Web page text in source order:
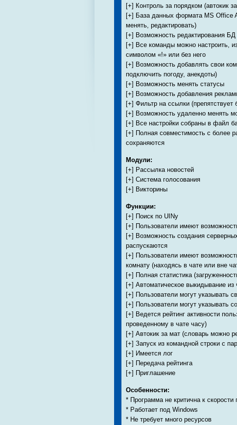
[+] Контроль за порядком (автокик
[+] База данных формата MS Office
менять, редактировать)
[+] Возможность редактирования
[+] Все команды можно настроить,
символом «!» или без него
[+] Возможность добавлять свои
подключить погоду, анекдоты)
[+] Возможность менять статусы
[+] Возможность добавления
[+] Фильтр на ссылки (препятствует
[+] Возможность удаленно менять
[+] Все настройки собраны в файл
[+] Полная совместимость с более
сохраняются
Модули:
[+] Рассылка новостей
[+] Система голосования
[+] Викторины
Функции:
[+] Поиск по UINу
[+] Пользователи имеют
[+] Возможность создания
распускаются
[+] Пользователи имеют
комнату (находясь в чате или вне
[+] Полная статистика
[+] Автоматическое выкидывание
[+] Пользователи могут указывать
[+] Пользователи могут указывать
[+] Ведется рейтинг активности
проведенному в чате часу)
[+] Автокик за мат (словарь можно
[+] Запуск из командной строки с
[+] Имеется лог
[+] Передача рейтинга
[+] Приглашение
Особенности:
* Программа не критична к скорости
* Работает под Windows
* Не требует много ресурсов